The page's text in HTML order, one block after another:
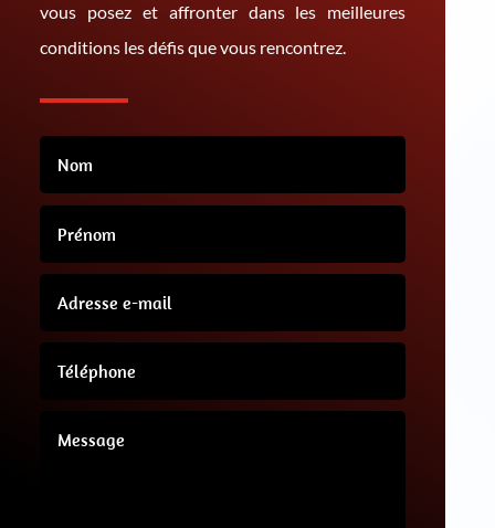
vous posez et affronter dans les meilleures
conditions les défis que vous rencontrez.